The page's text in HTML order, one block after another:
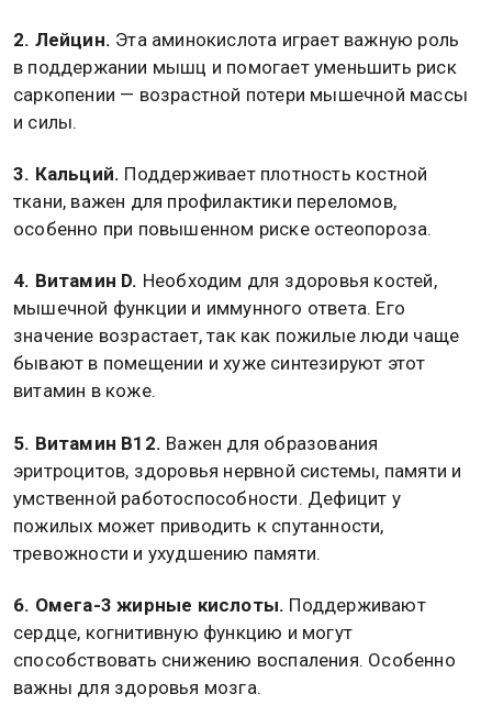
2. Лейцин. Эта аминокислота играет важную роль
в поддержании мышц и помогает уменьшить риск
саркопении — возрастной потери мышечной массы
и силы.
3. Кальций. Поддерживает плотность костной
ткани, важен для профилактики переломов,
особенно при повышенном риске остеопороза.
4. Витамин D. Необходим для здоровья костей,
мышечной функции и иммунного ответа. Его
значение возрастает, так как пожилые люди чаще
бывают в помещении и хуже синтезируют этот
витамин в коже.
5. Витамин B12. Важен для образования
эритроцитов, здоровья нервной системы, памяти и
умственной работоспособности. Дефицит у
пожилых может приводить к спутанности,
тревожности и ухудшению памяти.
6. Омега-3 жирные кислоты. Поддерживают
сердце, когнитивную функцию и могут
способствовать снижению воспаления. Особенно
важны для здоровья мозга.